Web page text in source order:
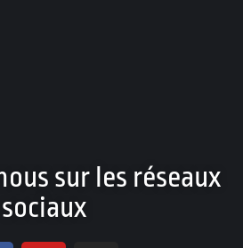
sur les réseaux
sociaux